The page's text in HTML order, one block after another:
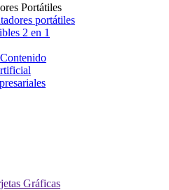
Portátiles
portátiles
2 en 1
Gráficas